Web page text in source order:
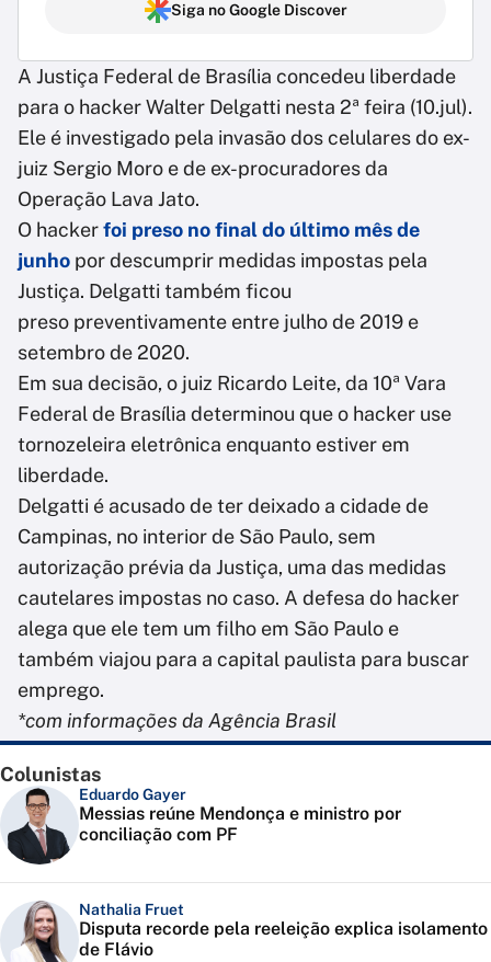
Siga no Google Discover
A Justiça Federal de Brasília concedeu liberdade
para o hacker Walter Delgatti nesta 2ª feira (10.jul).
Ele é investigado pela invasão dos celulares do ex-
juiz Sergio Moro e de ex-procuradores da
Operação Lava Jato.
O hackerfoi preso no final do último mês de
junho por descumprir medidas impostas pela
Justiça. Delgatti também ficou
preso preventivamente entre julho de 2019 e
setembro de 2020.
Em sua decisão, o juiz Ricardo Leite, da 10ª Vara
Federal de Brasília determinou que o hacker use
tornozeleira eletrônica enquanto estiver em
liberdade.
Delgatti é acusado de ter deixado a cidade de
Campinas, no interior de São Paulo, sem
autorização prévia da Justiça, uma das medidas
cautelares impostas no caso. A defesa do hacker
alega que ele tem um filho em São Paulo e
também viajou para a capital paulista para buscar
emprego.
*com informações da Agência Brasil
Colunistas
Eduardo Gayer
Messias reúne Mendonça e ministro por
conciliação com PF
Nathalia Fruet
Disputa recorde pela reeleição explica isolamento
de Flávio